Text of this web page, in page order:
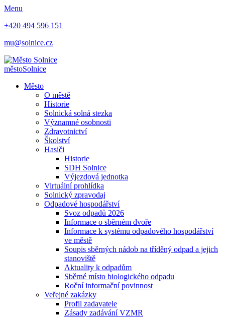
Menu
+420 494 596 151
mu@solnice.cz
městoSolnice
Město
O městě
Historie
Solnická solná stezka
Významné osobnosti
Zdravotnictví
Školství
Hasiči
Historie
SDH Solnice
Výjezdová jednotka
Virtuální prohlídka
Solnický zpravodaj
Odpadové hospodářství
Svoz odpadů 2026
Informace o sběrném dvoře
Informace k systému odpadového hospodářství
ve městě
Soupis sběrných nádob na tříděný odpad a jejich
stanoviště
Aktuality k odpadům
Sběrné místo biologického odpadu
Roční informační povinnost
Veřejné zakázky
Profil zadavatele
Zásady zadávání VZMR